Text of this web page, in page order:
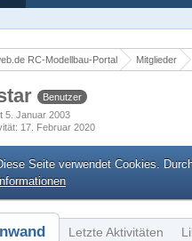
RC-Modellbau-Portal Mitglieder
Benutzer
5. Januar 2003
17. Februar 2020
Seite verwendet Cookies.
Letzte Aktivitäten